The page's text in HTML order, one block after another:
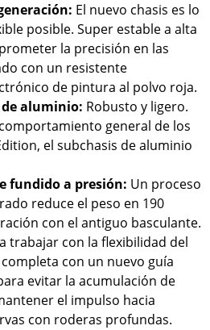
El nuevo chasis es lo
posible. Super estable a alta
la precisión en las
con un resistente
de pintura al polvo roja.
aluminio: Robusto y ligero.
general de los
el subchasis de aluminio
fundido a presión: Un proceso
reduce el peso en 190
con el antiguo basculante.
trabajar con la flexibilidad del
con un nuevo guía
evitar la acumulación de
el impulso hacia
con roderas profundas.